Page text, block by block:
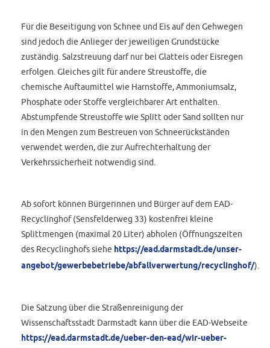
Für die Beseitigung von Schnee und Eis auf den Gehwegen
sind jedoch die Anlieger der jeweiligen Grundstücke
zuständig. Salzstreuung darf nur bei Glatteis oder Eisregen
erfolgen. Gleiches gilt für andere Streustoffe, die
chemische Auftaumittel wie Harnstoffe, Ammoniumsalz,
Phosphate oder Stoffe vergleichbarer Art enthalten.
Abstumpfende Streustoffe wie Splitt oder Sand sollten nur
in den Mengen zum Bestreuen von Schneerückständen
verwendet werden, die zur Aufrechterhaltung der
Verkehrssicherheit notwendig sind.
Ab sofort können Bürgerinnen und Bürger auf dem EAD-
Recyclinghof (Sensfelderweg 33) kostenfrei kleine
Splittmengen (maximal 20 Liter) abholen (Öffnungszeiten
des Recyclinghofs siehe https://ead.darmstadt.de/unser-
angebot/gewerbebetriebe/abfallverwertung/recyclinghof/).
Die Satzung über die Straßenreinigung der
Wissenschaftsstadt Darmstadt kann über die EAD-Webseite
https://ead.darmstadt.de/ueber-den-ead/wir-ueber-